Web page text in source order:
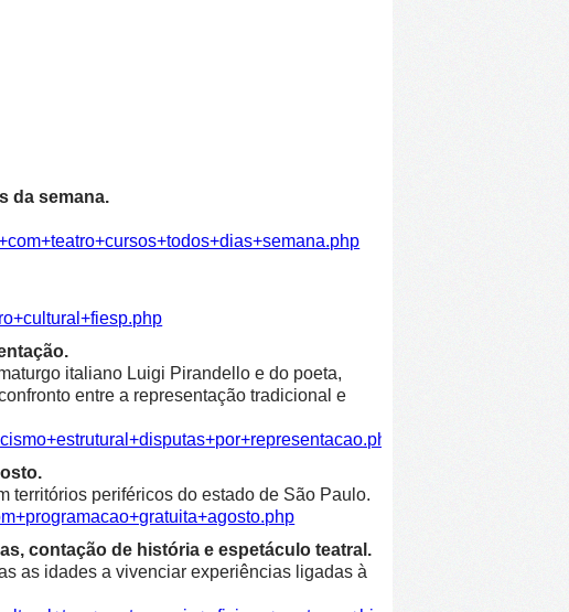
da semana.
italiano Luigi Pirandello e do poeta,
entre a representação tradicional e
territórios periféricos do estado de São Paulo.
contação de história e espetáculo teatral.
as idades a vivenciar experiências ligadas à